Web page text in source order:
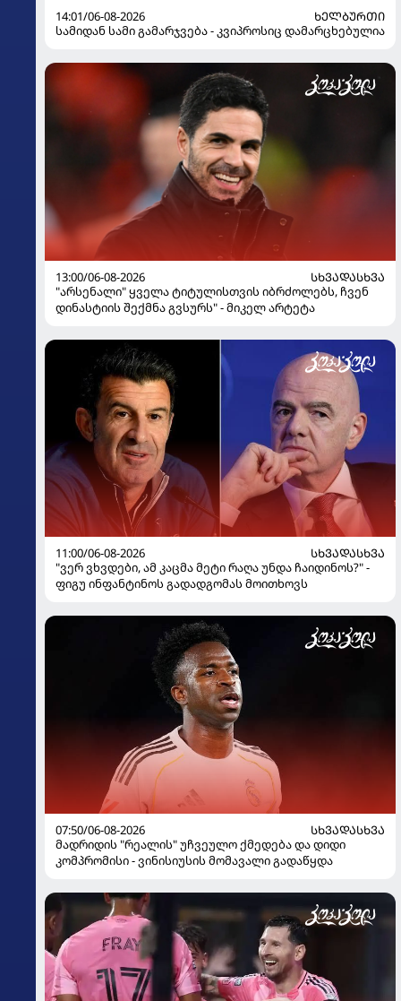
14:01/06-08-2026
ᲮᲔᲚᲑᲣᲠᲗᲘ
სამიდან სამი გამარჯვება - კვიპროსიც დამარცხებულია
13:00/06-08-2026
ᲡᲮᲕᲐᲓᲐᲡᲮᲕᲐ
"არსენალი" ყველა ტიტულისთვის იბრძოლებს, ჩვენ
დინასტიის შექმნა გვსურს" - მიკელ არტეტა
11:00/06-08-2026
ᲡᲮᲕᲐᲓᲐᲡᲮᲕᲐ
"ვერ ვხვდები, ამ კაცმა მეტი რაღა უნდა ჩაიდინოს?" -
ფიგუ ინფანტინოს გადადგომას მოითხოვს
07:50/06-08-2026
ᲡᲮᲕᲐᲓᲐᲡᲮᲕᲐ
მადრიდის "რეალის" უჩვეულო ქმედება და დიდი
კომპრომისი - ვინისიუსის მომავალი გადაწყდა